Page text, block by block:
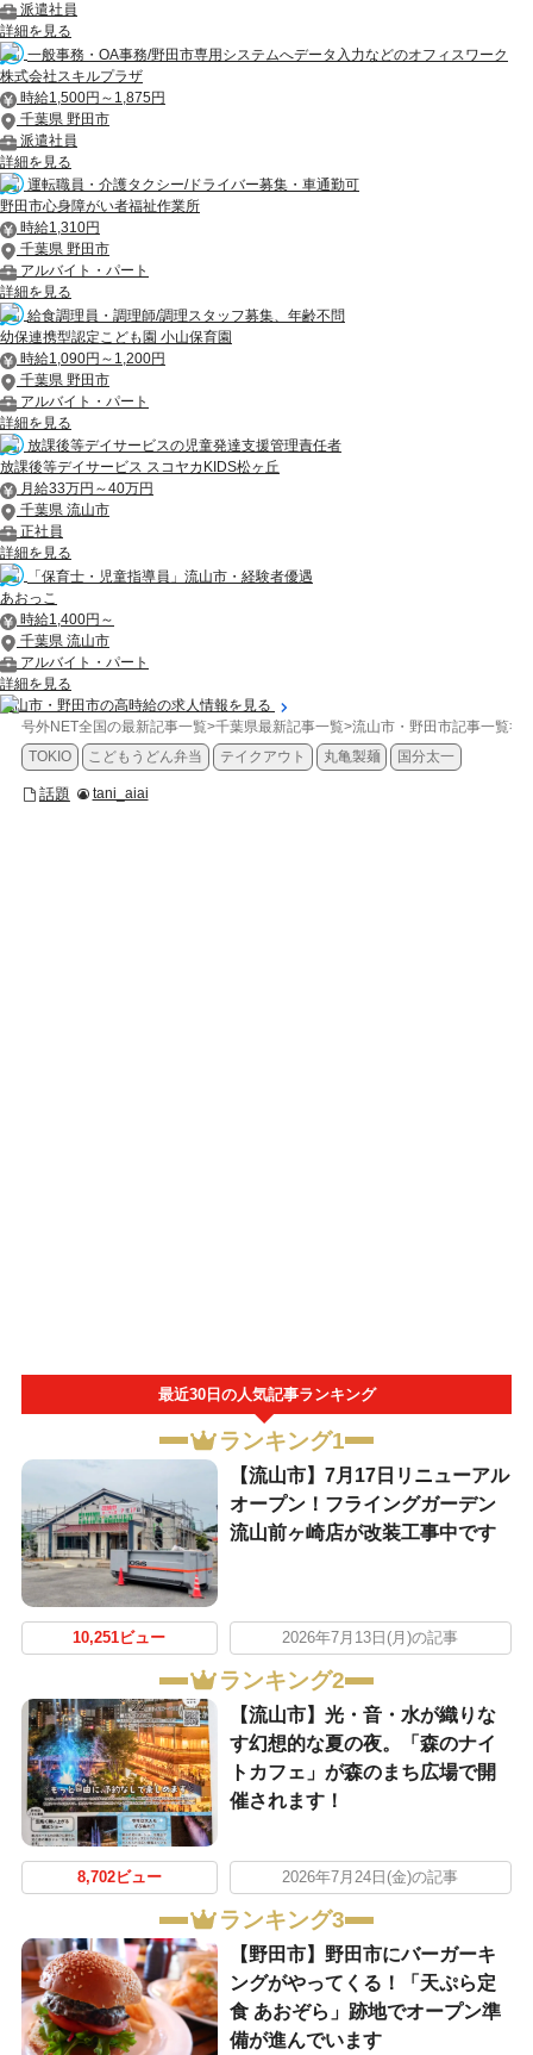
派遣社員
詳細を見る
一般事務・OA事務/野田市専用システムへデータ入力などのオフィスワーク
株式会社スキルプラザ
時給1,500円～1,875円
千葉県 野田市
派遣社員
詳細を見る
運転職員・介護タクシー/ドライバー募集・車通勤可
野田市心身障がい者福祉作業所
時給1,310円
千葉県 野田市
アルバイト・パート
詳細を見る
給食調理員・調理師/調理スタッフ募集、年齢不問
幼保連携型認定こども園 小山保育園
時給1,090円～1,200円
千葉県 野田市
アルバイト・パート
詳細を見る
放課後等デイサービスの児童発達支援管理責任者
放課後等デイサービス スコヤカKIDS松ヶ丘
月給33万円～40万円
千葉県 流山市
正社員
詳細を見る
「保育士・児童指導員」流山市・経験者優遇
あおっこ
時給1,400円～
千葉県 流山市
アルバイト・パート
詳細を見る
流山市・野田市の高時給の求人情報を見る
号外NET全国の最新記事一覧>千葉県最新記事一覧>流山市・野田市記事一覧>
TOKIO
こどもうどん弁当 テイクアウト 丸亀製麺 国分太一
話題 tani_aiai
最近30日の人気記事ランキング
ランキング1
【流山市】7月17日リニューアル
オープン！フライングガーデン
流山前ヶ崎店が改装工事中です
10,251ビュー 2026年7月13日(月)の記事
ランキング2
【流山市】光・音・水が織りな
す幻想的な夏の夜。「森のナイ
トカフェ」が森のまち広場で開
催されます！
8,702ビュー 2026年7月24日(金)の記事
ランキング3
【野田市】野田市にバーガーキ
ングがやってくる！「天ぷら定
食 あおぞら」跡地でオープン準
備が進んでいます